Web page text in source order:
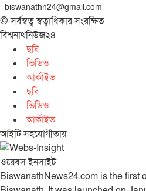
biswanathn24@gmail.com
© সর্বস্বত্ব স্বত্বাধিকার সংরক্ষিত
বিশ্বনাথনিউজ২৪
ছবি
ভিডিও
আর্কাইভ
ছবি
ভিডিও
আর্কাইভ
আইটি সহযোগীতায়
ওয়েবস ইনসাইট
BiswanathNews24.com is the first